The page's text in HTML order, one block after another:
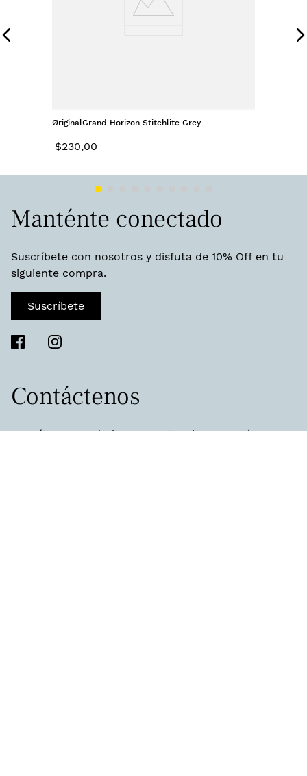
ØriginalGrand Horizon Stitchlite Grey
$230,00
Manténte conectado
Suscríbete con nosotros y disfuta de 10% Off en tu
siguiente compra.
Suscríbete
Contáctenos
Permítanos ayudarlo a encontrar lo que está